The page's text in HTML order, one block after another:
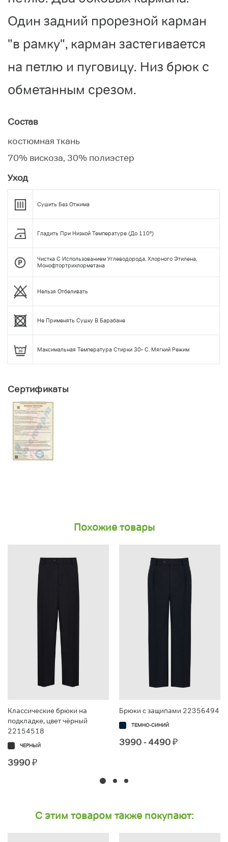
Один задний прорезной карман
"в рамку", карман застегивается
на петлю и пуговицу. Низ брюк с
обметанным срезом.
Состав
костюмная ткань
70% вискоза, 30% полиэстер
Уход
Сушить Без Отжима
Гладить При Низкой Температуре (до 110°)
Чистка С Использованием Углеводорода, Хлорного Этилена,
Монофтортрихлорметана
Нельзя Отбеливать
Не Применять Сушку В Барабане
Максимальная Температура Стирки 30◦ С. Мягкий Режим
Сертификаты
Похожие товары
Классические брюки на
подкладке, цвет чёрный
22154518
ЧЕРНЫЙ
3990₽
Брюки с защипами 22356494
ТЕМНО-СИНИЙ
3990 - 4490₽
С этим товаром также покупают: